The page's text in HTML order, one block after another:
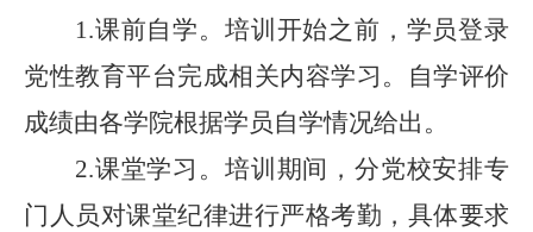
1.课前自学。培训开始之前，学员登录
党性教育平台完成相关内容学习。自学评价
成绩由各学院根据学员自学情况给出。
2.课堂学习。培训期间， 分党校安排专
门人员对课堂纪律进行严格考勤，具体要求